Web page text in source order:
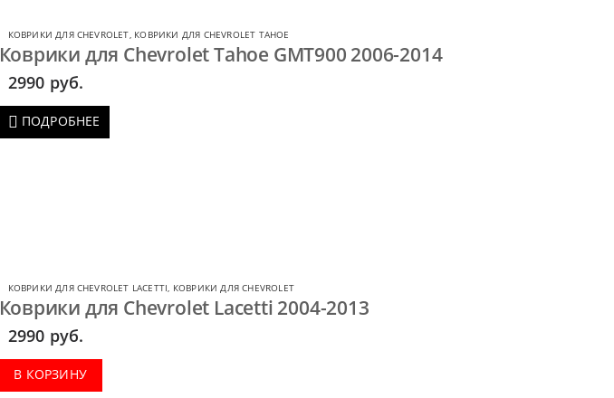
КОВРИКИ ДЛЯ CHEVROLET, КОВРИКИ ДЛЯ CHEVROLET TAHOE
Коврики для Chevrolet Tahoe GMT900 2006-2014
2990 руб.
ПОДРОБНЕЕ
КОВРИКИ ДЛЯ CHEVROLET LACETTI, КОВРИКИ ДЛЯ CHEVROLET
Коврики для Chevrolet Lacetti 2004-2013
2990 руб.
В КОРЗИНУ